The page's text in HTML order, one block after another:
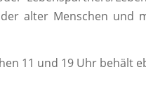
alter Menschen und
11 und 19 Uhr behält